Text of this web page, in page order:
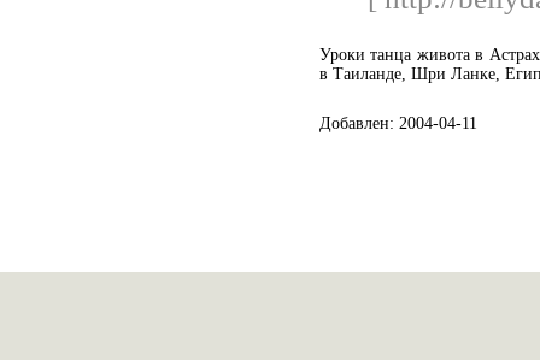
Уроки танца живота в
в Таиланде, Шри Ланке,
Добавлен: 2004-04-11